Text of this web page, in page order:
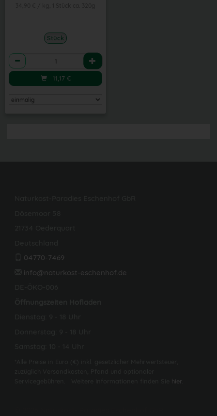
Stück
Anzahl
11,17 €
04770-7469
info@naturkost-eschenhof.de
hier.